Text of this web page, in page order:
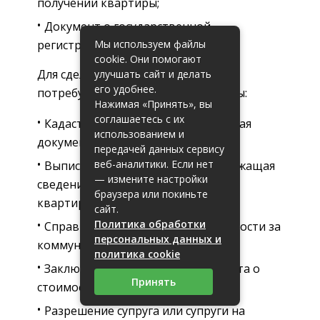
Документ о государственной
регистрации договора дарения.
Для сделки по продаже квартиры
потребуются следующие документы:
Кадастровый паспорт и техническая
документация;
Выписка из домовой книги, содержащая
сведения о зарегистрированных в
квартире лицах;
Справка об отсутствии задолженности за
коммунальные услуги;
Заключение независимого эксперта о
стоимости жилья;
Разрешение супруга или супруги на
Мы используем файлы
cookie. Они помогают
улучшать сайт и делать
его удобнее.
Нажимая «Принять», вы
соглашаетесь с их
использованием и
передачей данных сервису
веб-аналитики. Если нет
— измените настройки
браузера или покиньте
сайт.
Политика обработки
персональных данных и
политика cookie
Принять